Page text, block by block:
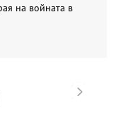
на войната в